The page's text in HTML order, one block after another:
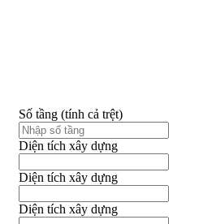
Số tầng (tính cả trệt)
Diện tích xây dựng
Diện tích xây dựng
Diện tích xây dựng